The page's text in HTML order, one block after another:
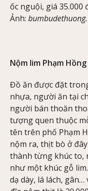
ốc nguội, giá 35.000
Ảnh: bumbudethuong.
Nộm lim Phạm
Đồ ăn được đặt
nhựa, người ăn tại
người bán thoăn
tượng quen thuộc
tên trên phố Phạm
nộm ra, thịt bò ở
thành từng khúc to,
như một khúc gỗ
dạ dày, lá lách,